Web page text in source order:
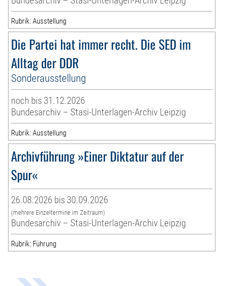
Rubrik: Ausstellung
Die Partei hat immer recht. Die SED im
Alltag der DDR
Sonderausstellung
noch bis 31.12.2026
Bundesarchiv – Stasi-Unterlagen-Archiv Leipzig
Rubrik: Ausstellung
Archivführung »Einer Diktatur auf der
Spur«
26.08.2026 bis 30.09.2026
(mehrere Einzeltermine im Zeitraum)
Bundesarchiv – Stasi-Unterlagen-Archiv Leipzig
Rubrik: Führung